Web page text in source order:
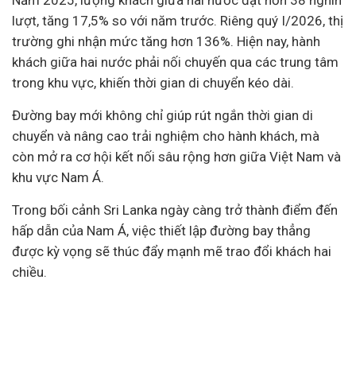
lượt, tăng 17,5% so với năm trước. Riêng quý I/2026, thị
trường ghi nhận mức tăng hơn 136%. Hiện nay, hành
khách giữa hai nước phải nối chuyến qua các trung tâm
trong khu vực, khiến thời gian di chuyển kéo dài.
Đường bay mới không chỉ giúp rút ngắn thời gian di
chuyển và nâng cao trải nghiệm cho hành khách, mà
còn mở ra cơ hội kết nối sâu rộng hơn giữa Việt Nam và
khu vực Nam Á.
Trong bối cảnh Sri Lanka ngày càng trở thành điểm đến
hấp dẫn của Nam Á, việc thiết lập đường bay thẳng
được kỳ vọng sẽ thúc đẩy mạnh mẽ trao đổi khách hai
chiều.